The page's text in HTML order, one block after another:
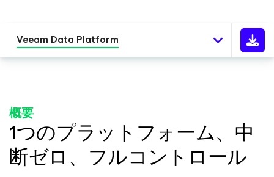
Veeam Data Platform
概要
1つのプラットフォーム、中
断ゼロ、フルコントロール